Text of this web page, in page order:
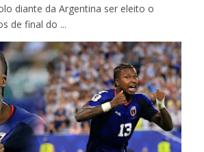
diante da Argentina ser eleito o
de final do ...